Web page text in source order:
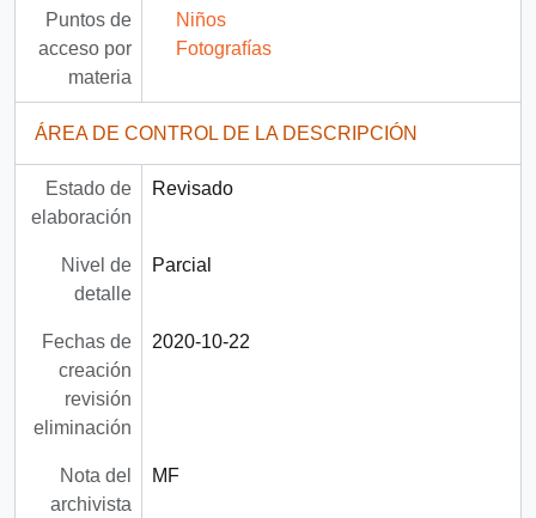
Puntos de
acceso por
materia
Niños
Fotografías
ÁREA DE CONTROL DE LA DESCRIPCIÓN
Estado de
elaboración
Revisado
Nivel de
detalle
Parcial
Fechas de
creación
revisión
eliminación
2020-10-22
Nota del
archivista
MF